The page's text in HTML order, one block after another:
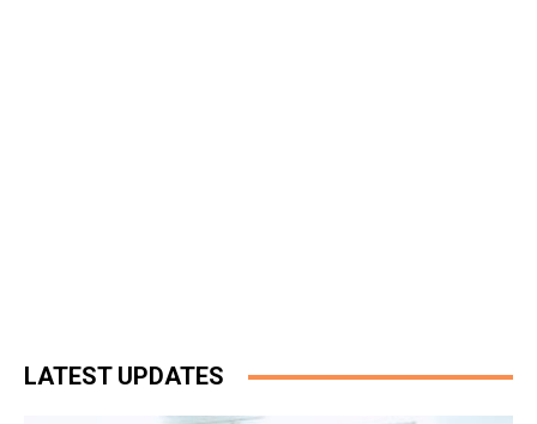
LATEST UPDATES